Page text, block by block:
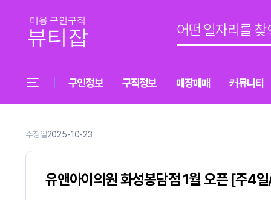
구인정보 구직정보 매장매매 커뮤니티
수정일2025-10-23
유앤아이의원 화성봉담점 1월 오픈 [주4